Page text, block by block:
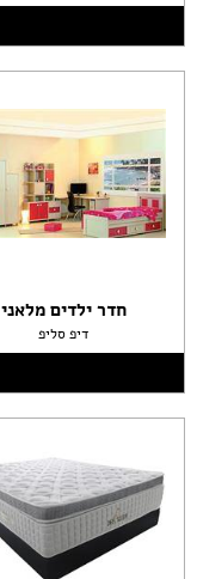
חדר ילדים מלאני
דיפ סליפ